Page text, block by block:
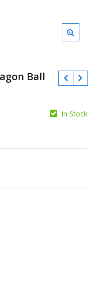
Ball
In Stock
quantity